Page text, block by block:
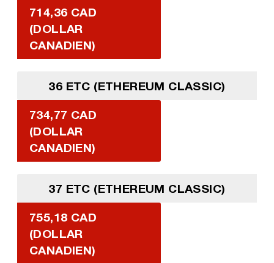
714,36 CAD
(DOLLAR
CANADIEN)
36 ETC (ETHEREUM CLASSIC)
734,77 CAD
(DOLLAR
CANADIEN)
37 ETC (ETHEREUM CLASSIC)
755,18 CAD
(DOLLAR
CANADIEN)